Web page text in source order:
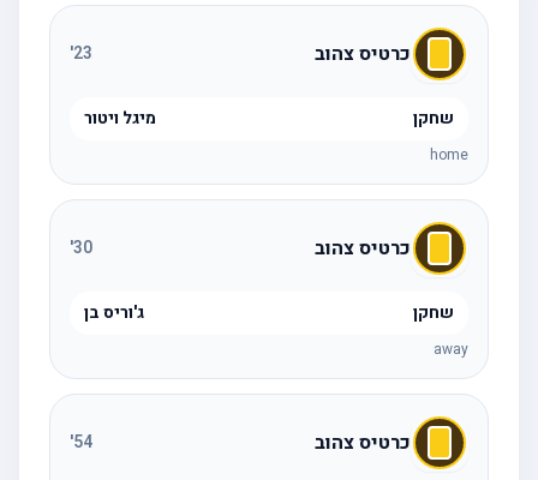
כרטיס צהוב 23
'
שחקן מיגל ויטור
home
כרטיס צהוב 30
'
שחקן ג'וריס בן
away
כרטיס צהוב 54
'